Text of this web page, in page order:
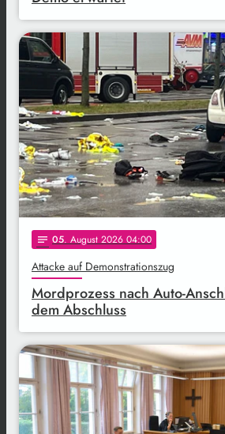
notes 05. August 2026 04:00
Attacke auf Demonstrationszug
Mordprozess nach Auto-
dem Abschluss